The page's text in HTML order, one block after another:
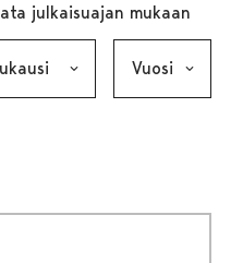
julkaisuajan mukaan